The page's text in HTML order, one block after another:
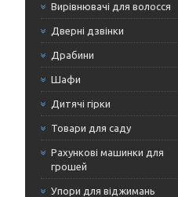
Вирівнювачі для волосся
Дверні дзвінки
Драбини
Шафи
Дитячі гірки
Товари для саду
Рахункові машинки для
грошей
Упори для віджимань